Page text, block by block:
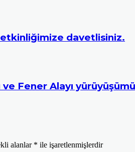
etkinliğimize davetlisiniz.
Fener Alayı
alanlar * ile işaretlenmişlerdir